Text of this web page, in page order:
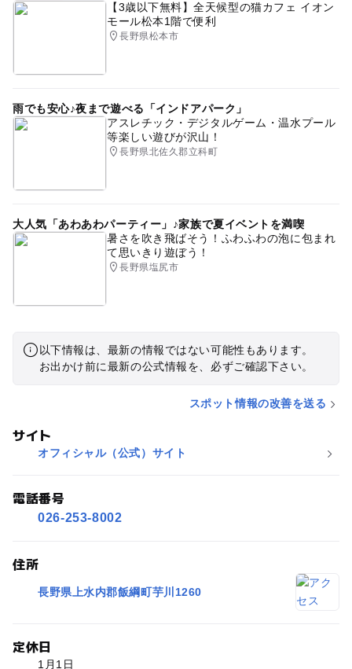
【3歳以下無料】全天候型の猫カフェ イオン
モール松本1階で便利
長野県松本市
雨でも安心♪夜まで遊べる「インドアパーク」
アスレチック・デジタルゲーム・温水プール
等楽しい遊びが沢山！
長野県北佐久郡立科町
大人気「あわあわパーティー」♪家族で夏イベントを満喫
暑さを吹き飛ばそう！ふわふわの泡に包まれ
て思いきり遊ぼう！
長野県塩尻市
以下情報は、最新の情報ではない可能性もあります。
お出かけ前に最新の公式情報を、必ずご確認下さい。
スポット情報の改善を送る
サイト
オフィシャル（公式）サイト
電話番号
026-253-8002
住所
長野県上水内郡飯綱町芋川1260
定休日
1月1日